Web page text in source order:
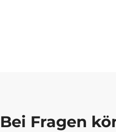
Bei Fragen